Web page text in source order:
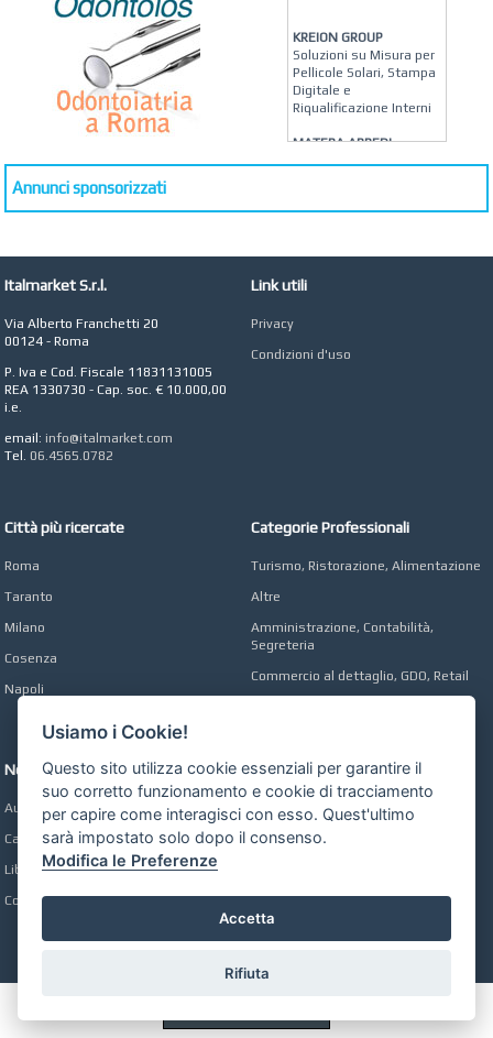
KREION GROUP
Soluzioni su Misura per
Pellicole Solari, Stampa
Digitale e
Riqualificazione Interni
MATERA ARREDI
Revisore dei Conti a
COLA
Annunci sponsorizzati
Italmarket S.r.l.
Via Alberto Franchetti 20
00124 - Roma
P. Iva e Cod. Fiscale 11831131005
REA 1330730 - Cap. soc. € 10.000,00
i.e.
email: info@italmarket.com
Tel. 06.4565.0782
Link utili
Privacy
Condizioni d'uso
Città più ricercate
Roma
Taranto
Milano
Cosenza
Napoli
Categorie Professionali
Turismo, Ristorazione, Alimentazione
Altre
Amministrazione, Contabilità,
Segreteria
Commercio al dettaglio, GDO, Retail
Network
Automobili Online
Case Online
Libri Online
Compravendita
Usiamo i Cookie!
Questo sito utilizza cookie essenziali per garantire il
suo corretto funzionamento e cookie di tracciamento
per capire come interagisci con esso. Quest'ultimo
sarà impostato solo dopo il consenso.
Modifica le Preferenze
Accetta
Rifiuta